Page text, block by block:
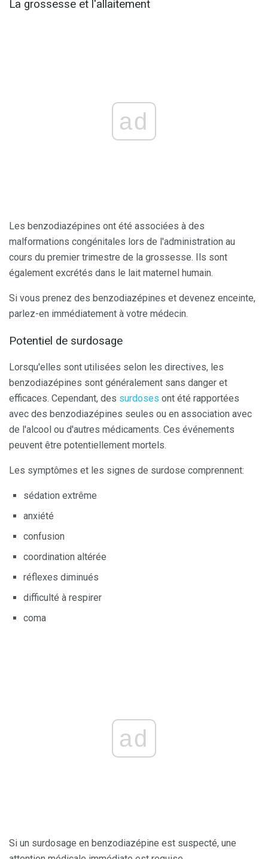
La grossesse et l'allaitement
ad
Les benzodiazépines ont été associées à des
malformations congénitales lors de l'administration au
cours du premier trimestre de la grossesse. Ils sont
également excrétés dans le lait maternel humain.
Si vous prenez des benzodiazépines et devenez enceinte,
parlez-en immédiatement à votre médecin.
Potentiel de surdosage
Lorsqu'elles sont utilisées selon les directives, les
benzodiazépines sont généralement sans danger et
efficaces. Cependant, des surdoses ont été rapportées
avec des benzodiazépines seules ou en association avec
de l'alcool ou d'autres médicaments. Ces événements
peuvent être potentiellement mortels.
Les symptômes et les signes de surdose comprennent:
sédation extrême
anxiété
confusion
coordination altérée
réflexes diminués
difficulté à respirer
coma
ad
Si un surdosage en benzodiazépine est suspecté, une